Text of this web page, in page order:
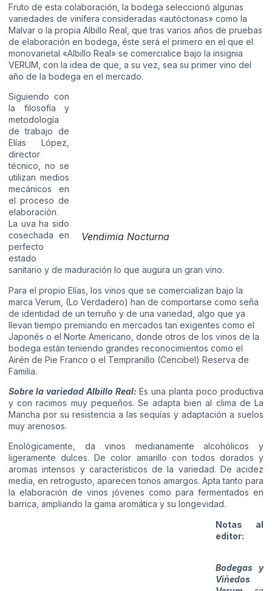
Fruto de esta colaboración, la bodega seleccionó algunas
variedades de vinífera consideradas «autóctonas» como la
Malvar o la propia Albillo Real, que tras varios años de pruebas
de elaboración en bodega, éste será el primero en el que el
monovarietal «Albillo Real» se comercialice bajo la insignia
VERUM, con la idea de que, a su vez, sea su primer vino del
año de la bodega en el mercado.
Vendimia Nocturna
Siguiendo con
la filosofía y
metodología
de trabajo de
Elías López,
director
técnico, no se
utilizan medios
mecánicos en
el proceso de
elaboración.
La uva ha sido
cosechada en
perfecto
estado
sanitario y de maduración lo que augura un gran vino.
Para el propio Elías, los vinos que se comercializan bajo la
marca Verum, (Lo Verdadero) han de comportarse como seña
de identidad de un terruño y de una variedad, algo que ya
llevan tiempo premiando en mercados tan exigentes como el
Japonés o el Norte Americano, donde otros de los vinos de la
bodega están teniendo grandes reconocimientos como el
Airén de Pie Franco o el Tempranillo (Cencibel) Reserva de
Familia.
Sobre la variedad Albillo Real: Es una planta poco productiva
y con racimos muy pequeños. Se adapta bien al clima de La
Mancha por su resistencia a las sequías y adaptación a suelos
muy arenosos.
Enológicamente, da vinos medianamente alcohólicos y
ligeramente dulces. De color amarillo con todos dorados y
aromas intensos y característicos de la variedad. De acidez
media, en retrogusto, aparecen tonos amargos. Apta tanto para
la elaboración de vinos jóvenes como para fermentados en
barrica, ampliando la gama aromática y su longevidad.
Notas al
editor:
Bodegas y
Viñedos